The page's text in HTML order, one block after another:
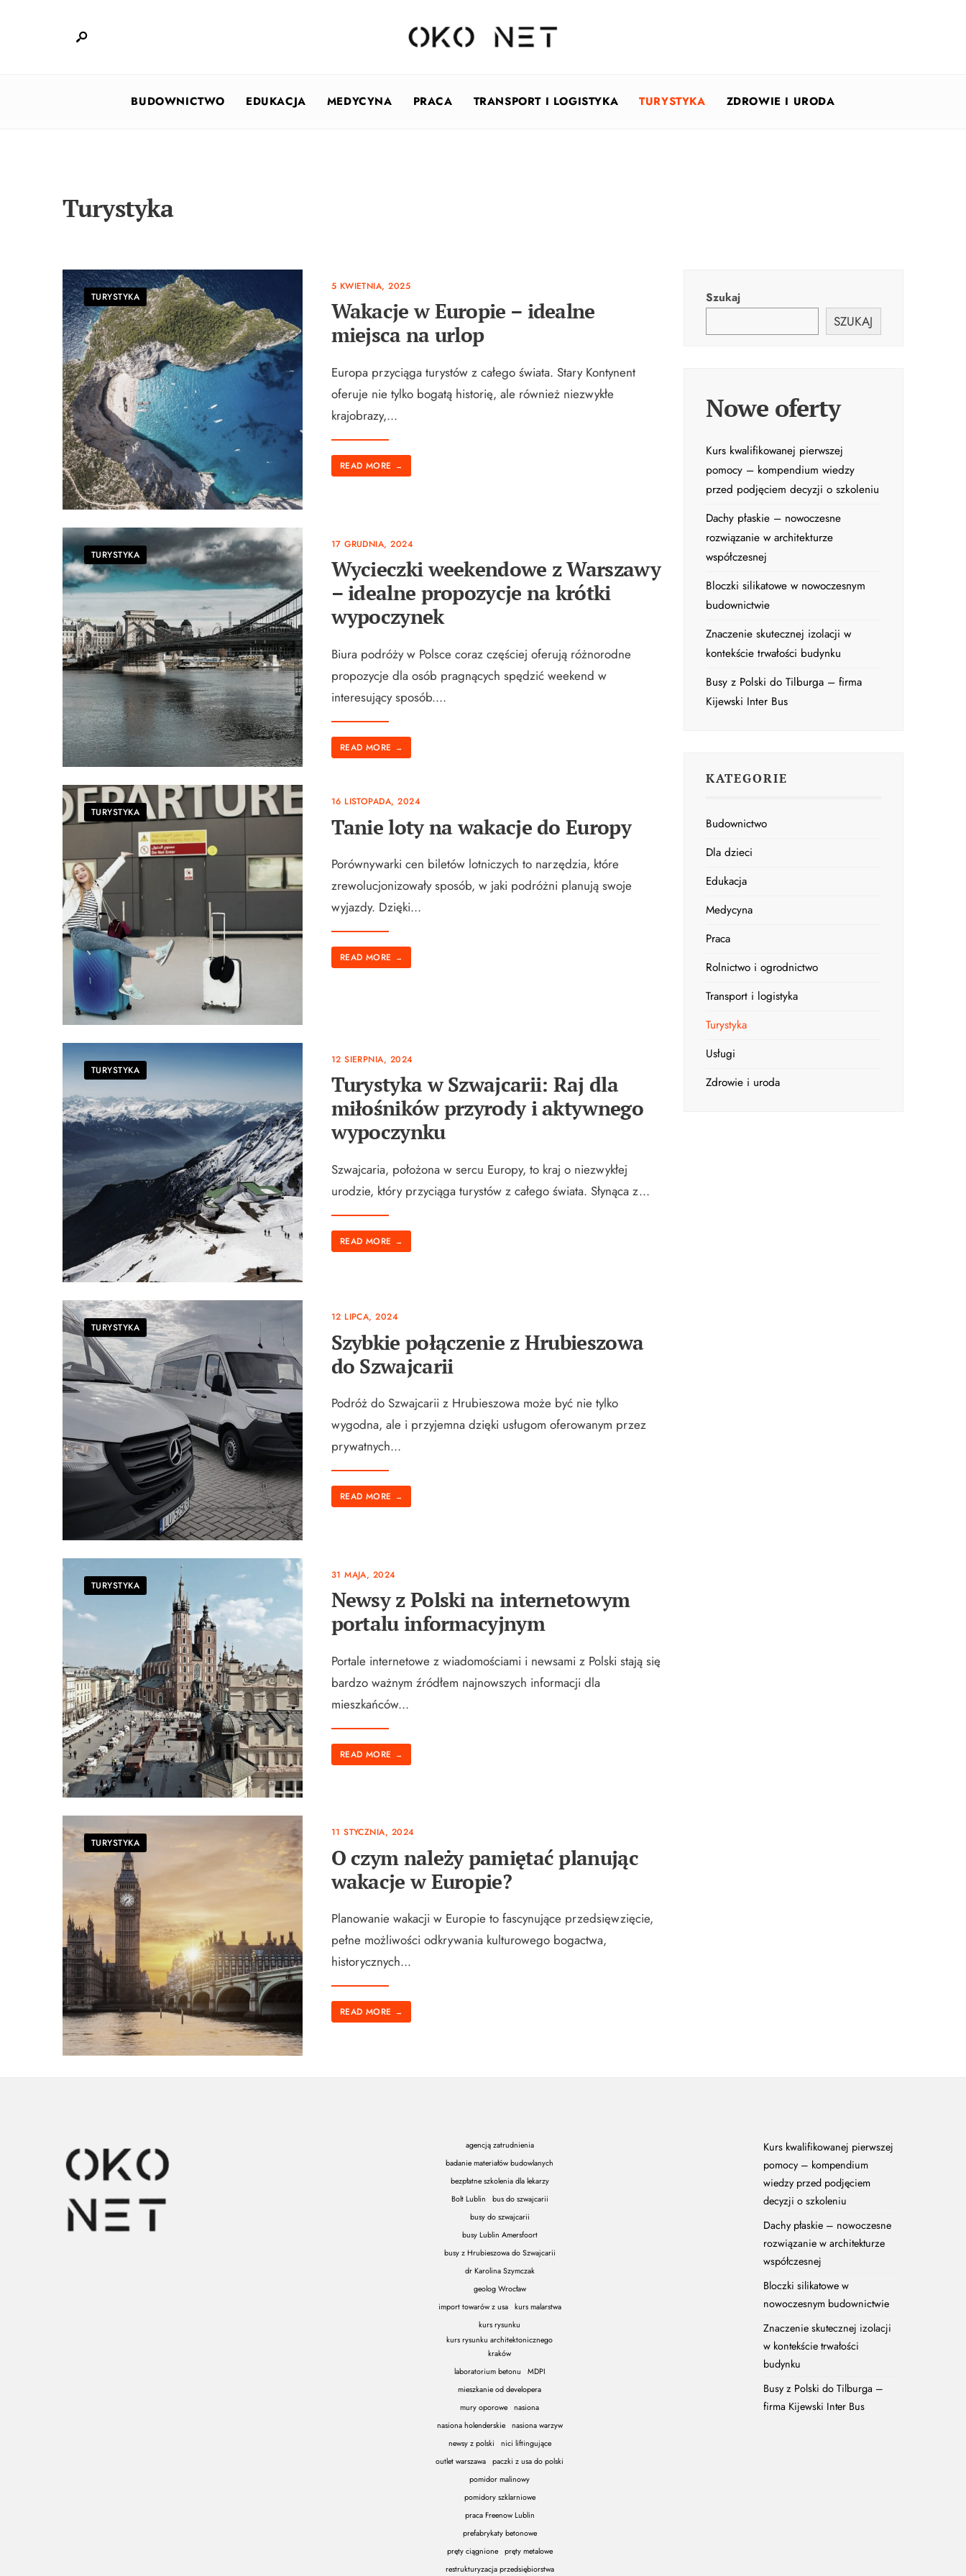
BUDOWNICTWO EDUKACJA MEDYCYNA PRACA TRANSPORT I LOGISTYKA TURYSTYKA ZDROWIE I URODA
Turystyka
TURYSTYKA
5 KWIETNIA, 2025
Wakacje w Europie – idealne
miejsca na urlop
Europa przyciąga turystów z całego świata. Stary Kontynent
oferuje nie tylko bogatą historię, ale również niezwykłe
krajobrazy,...
READ MORE →
TURYSTYKA
17 GRUDNIA, 2024
Wycieczki weekendowe z Warszawy
– idealne propozycje na krótki
wypoczynek
Biura podróży w Polsce coraz częściej oferują różnorodne
propozycje dla osób pragnących spędzić weekend w
interesujący sposób....
READ MORE →
TURYSTYKA
16 LISTOPADA, 2024
Tanie loty na wakacje do Europy
Porównywarki cen biletów lotniczych to narzędzia, które
zrewolucjonizowały sposób, w jaki podróżni planują swoje
wyjazdy. Dzięki...
READ MORE →
TURYSTYKA
12 SIERPNIA, 2024
Turystyka w Szwajcarii: Raj dla
miłośników przyrody i aktywnego
wypoczynku
Szwajcaria, położona w sercu Europy, to kraj o niezwykłej
urodzie, który przyciąga turystów z całego świata. Słynąca z...
READ MORE →
TURYSTYKA
12 LIPCA, 2024
Szybkie połączenie z Hrubieszowa
do Szwajcarii
Podróż do Szwajcarii z Hrubieszowa może być nie tylko
wygodna, ale i przyjemna dzięki usługom oferowanym przez
prywatnych...
READ MORE →
TURYSTYKA
31 MAJA, 2024
Newsy z Polski na internetowym
portalu informacyjnym
Portale internetowe z wiadomościami i newsami z Polski stają się
bardzo ważnym źródłem najnowszych informacji dla
mieszkańców...
READ MORE →
TURYSTYKA
11 STYCZNIA, 2024
O czym należy pamiętać planując
wakacje w Europie?
Planowanie wakacji w Europie to fascynujące przedsięwzięcie,
pełne możliwości odkrywania kulturowego bogactwa,
historycznych...
READ MORE →
Szukaj
SZUKAJ
Nowe oferty
Kurs kwalifikowanej pierwszej
pomocy – kompendium wiedzy
przed podjęciem decyzji o szkoleniu
Dachy płaskie – nowoczesne
rozwiązanie w architekturze
współczesnej
Bloczki silikatowe w nowoczesnym
budownictwie
Znaczenie skutecznej izolacji w
kontekście trwałości budynku
Busy z Polski do Tilburga – firma
Kijewski Inter Bus
KATEGORIE
Budownictwo
Dla dzieci
Edukacja
Medycyna
Praca
Rolnictwo i ogrodnictwo
Transport i logistyka
Turystyka
Usługi
Zdrowie i uroda
agencją zatrudnienia
badanie materiałów budowlanych
bezpłatne szkolenia dla lekarzy
Bolt Lublin
bus do szwajcarii
busy do szwajcarii
busy Lublin Amersfoort
busy z Hrubieszowa do Szwajcarii
dr Karolina Szymczak
geolog Wrocław
import towarów z usa
kurs malarstwa
kurs rysunku
kurs rysunku architektonicznego
kraków
laboratorium betonu
MDPI
mieszkanie od developera
mury oporowe nasiona
nasiona holenderskie
nasiona warzyw
newsy z polski
nici liftingujące
outlet warszawa paczki z usa do polski
pomidor malinowy
pomidory szklarniowe
praca Freenow Lublin
prefabrykaty betonowe
pręty ciągnione
pręty metalowe
restrukturyzacja przedsiębiorstwa
Kurs kwalifikowanej pierwszej
pomocy – kompendium
wiedzy przed podjęciem
decyzji o szkoleniu
Dachy płaskie – nowoczesne
rozwiązanie w architekturze
współczesnej
Bloczki silikatowe w
nowoczesnym budownictwie
Znaczenie skutecznej izolacji
w kontekście trwałości
budynku
Busy z Polski do Tilburga –
firma Kijewski Inter Bus